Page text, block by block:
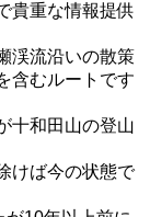
貴重な情報提供
渓流沿いの散策
含むルートです
十和田山の登山
けば今の状態で